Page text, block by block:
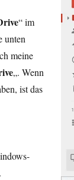
“ im
unten
meine
„. Wenn
ist das